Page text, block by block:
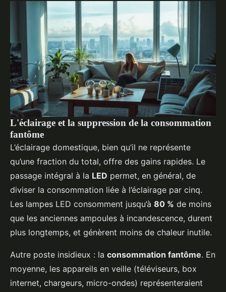
L'éclairage et la suppression de la consommation
fantôme
L’éclairage domestique, bien qu’il ne représente
qu’une fraction du total, offre des gains rapides. Le
passage intégral à la LED permet, en général, de
diviser la consommation liée à l’éclairage par cinq.
Les lampes LED consomment jusqu’à 80 % de moins
que les anciennes ampoules à incandescence, durent
plus longtemps, et génèrent moins de chaleur inutile.
Autre poste insidieux : la consommation fantôme. En
moyenne, les appareils en veille (téléviseurs, box
internet, chargeurs, micro-ondes) représenteraient